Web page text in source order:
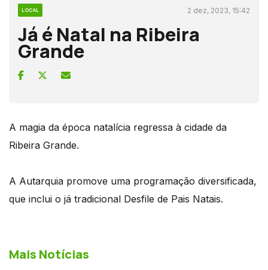
LOCAL 2 dez, 2023, 15:42
Já é Natal na Ribeira
Grande
A magia da época natalícia regressa à cidade da
Ribeira Grande.
A Autarquia promove uma programação diversificada,
que inclui o já tradicional Desfile de Pais Natais.
Mais Notícias